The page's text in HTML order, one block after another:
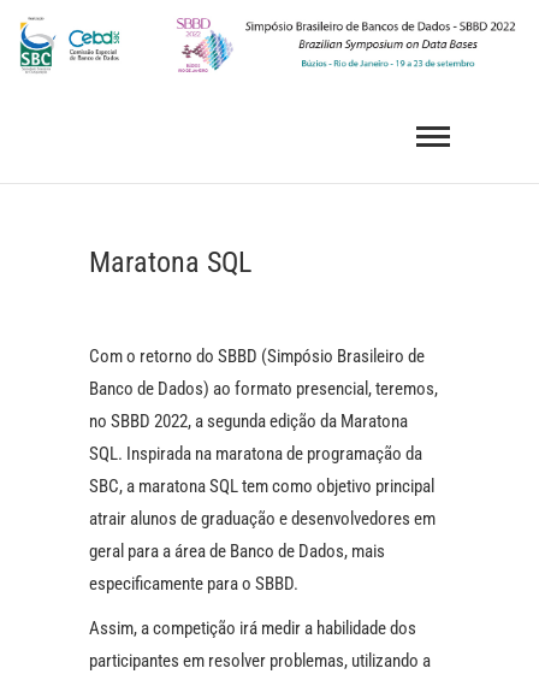
Skip
content
Maratona SQL
Com o retorno do SBBD (Simpósio Brasileiro de
Banco de Dados) ao formato presencial, teremos,
no SBBD 2022, a segunda edição da Maratona
SQL. Inspirada na maratona de programação da
SBC, a maratona SQL tem como objetivo principal
atrair alunos de graduação e desenvolvedores em
geral para a área de Banco de Dados, mais
especificamente para o SBBD.
Assim, a competição irá medir a habilidade dos
participantes em resolver problemas, utilizando a